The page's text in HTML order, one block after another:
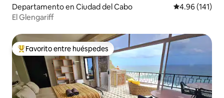
Departamento en Ciudad del Cabo Calificación
4.96 (141)
El Glengariff
De los mejores en Favorito entre huéspedes
Favorito entre huéspedes